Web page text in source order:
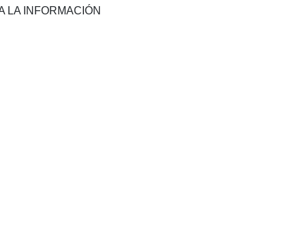
LA INFORMACIÓN